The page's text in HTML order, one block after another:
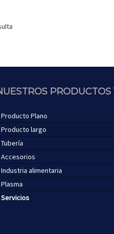
PRODUCTOS
Producto Plano
Producto largo
Tubería
Accesorios
Industria alimentaria
Plasma
Servicios